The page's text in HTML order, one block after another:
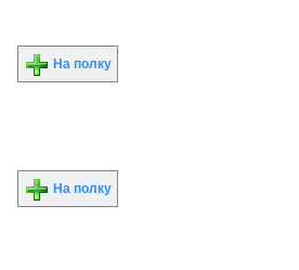
На полку
На полку